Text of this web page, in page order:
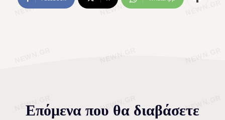
Επόμενα που θα διαβάσετε